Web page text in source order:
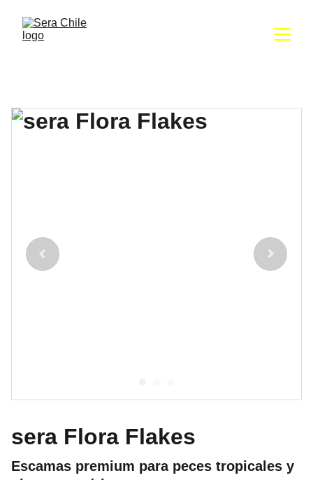
sera Flora Flakes
Escamas premium para peces tropicales y